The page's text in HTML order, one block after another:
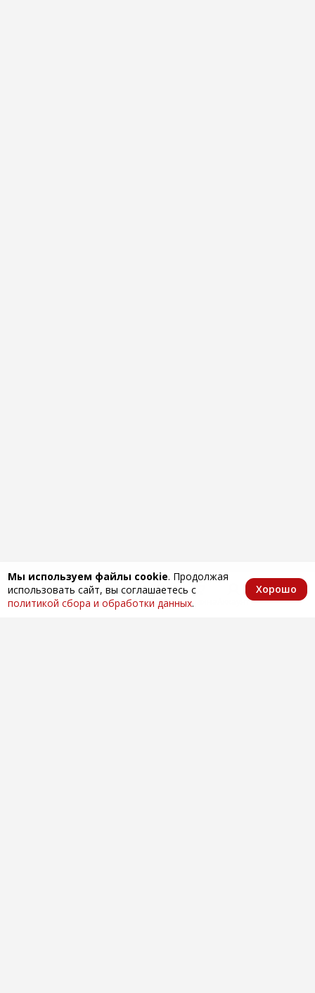
Мы используем файлы cookie. Продолжая
использовать сайт, вы соглашаетесь с
политикой сбора и обработки данных.
Хорошо
Главная КаталогИзбранноеКорзина Аккаунт